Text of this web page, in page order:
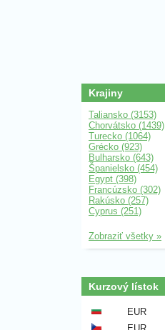
Krajiny
Taliansko (3153)
Chorvátsko (1439)
Turecko (1064)
Grécko (923)
Bulharsko (643)
Španielsko (454)
Egypt (398)
Francúzsko (302)
Rakúsko (257)
Cyprus (251)
Zobraziť všetky »
Kurzový lístok
EUR